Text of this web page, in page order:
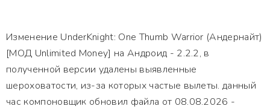
Изменение UnderKnight: One Thumb Warrior (Андернайт)
[МОД Unlimited Money] на Андроид - 2.2.2, в
полученной версии удалены выявленные
шероховатости, из-за которых частые вылеты. данный
час компоновщик обновил файла от 08.08.2026 -